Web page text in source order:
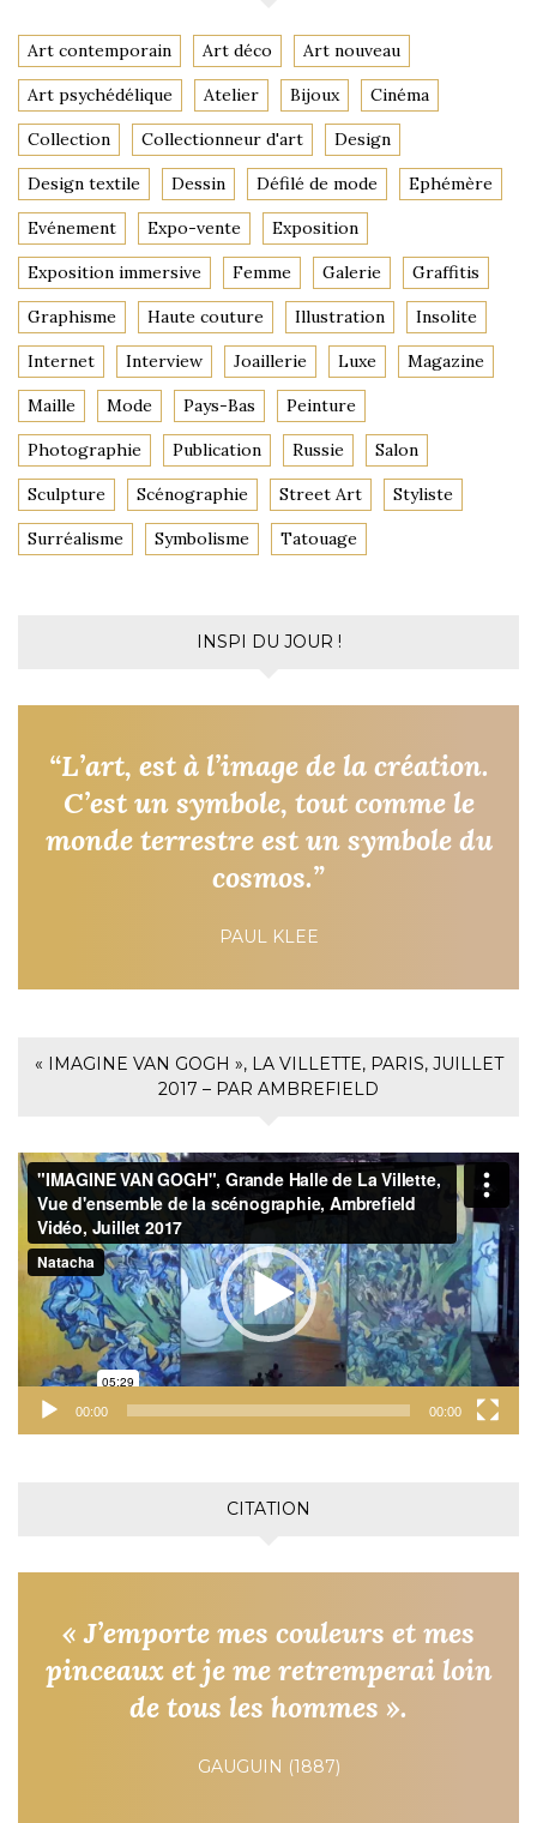
Art contemporain Art déco Art nouveau
Art psychédélique Atelier Bijoux Cinéma
Collection Collectionneur d'art Design
Design textile Dessin Défilé de mode Ephémère
Evénement Expo-vente Exposition
Exposition immersive Femme Galerie Graffitis
Graphisme Haute couture Illustration Insolite
Internet Interview Joaillerie Luxe Magazine
Maille Mode Pays-Bas Peinture
Photographie Publication Russie Salon
Sculpture Scénographie Street Art Styliste
Surréalisme Symbolisme Tatouage
INSPI DU JOUR !
“L’art, est à l’image de la création.
C’est un symbole, tout comme le
monde terrestre est un symbole du
cosmos.”
PAUL KLEE
« IMAGINE VAN GOGH », LA VILLETTE, PARIS, JUILLET
2017 – PAR AMBREFIELD
Lecteur
vidéo
00:00 00:00
CITATION
« J’emporte mes couleurs et mes
pinceaux et je me retremperai loin
de tous les hommes ».
GAUGUIN (1887)